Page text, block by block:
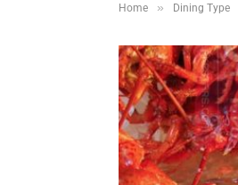
Home » Dining Type